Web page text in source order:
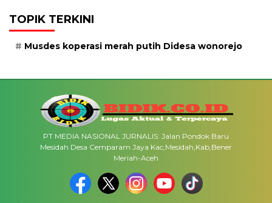
TOPIK TERKINI
Musdes koperasi merah putih Didesa wonorejo
PT MEDIA NASIONAL JURNALIS: Jalan Pondok Baru
Mesidah Desa Cemparam Jaya Kac,Mesidah,Kab,Bener
Meriah-Aceh